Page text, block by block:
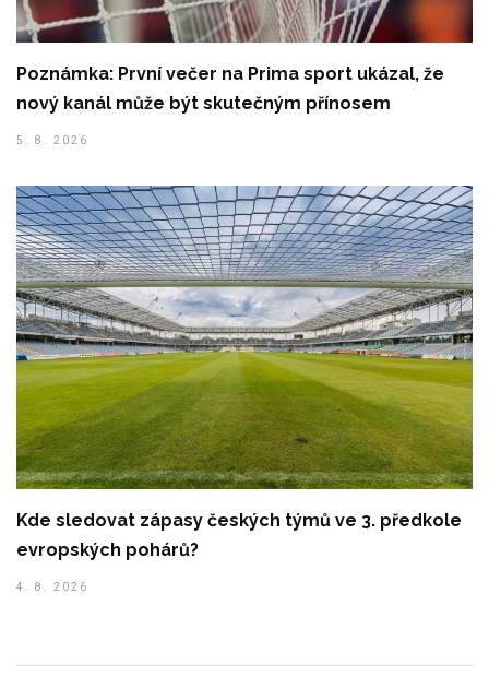
Poznámka: První večer na Prima sport ukázal, že
nový kanál může být skutečným přínosem
5. 8. 2026
Kde sledovat zápasy českých týmů ve 3. předkole
evropských pohárů?
4. 8. 2026